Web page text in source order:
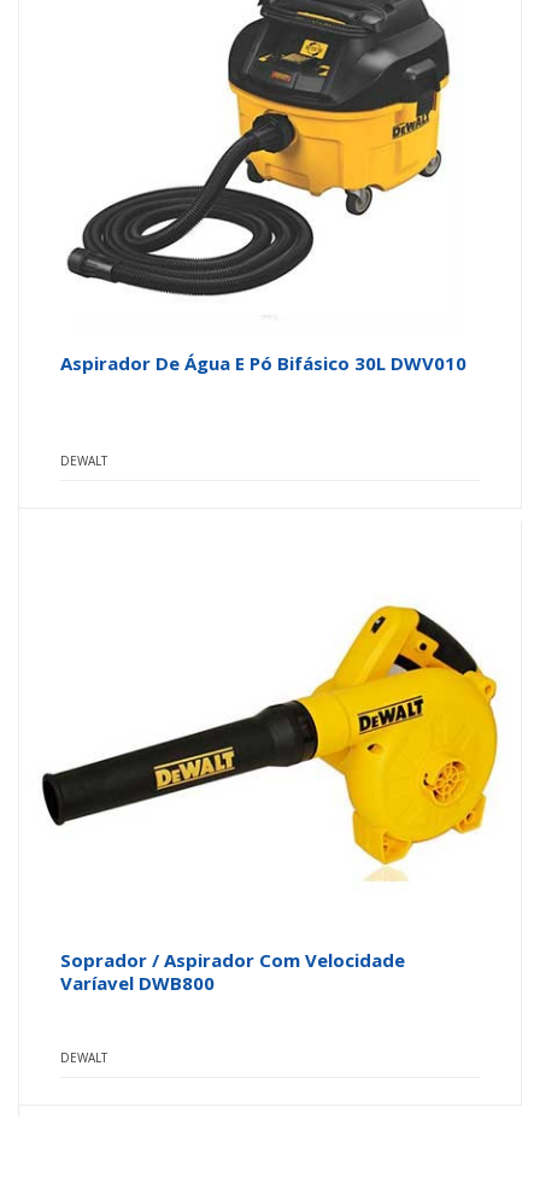
Aspirador De Água E Pó Bifásico 30L DWV010
DEWALT
Soprador / Aspirador Com Velocidade
Varíavel DWB800
DEWALT